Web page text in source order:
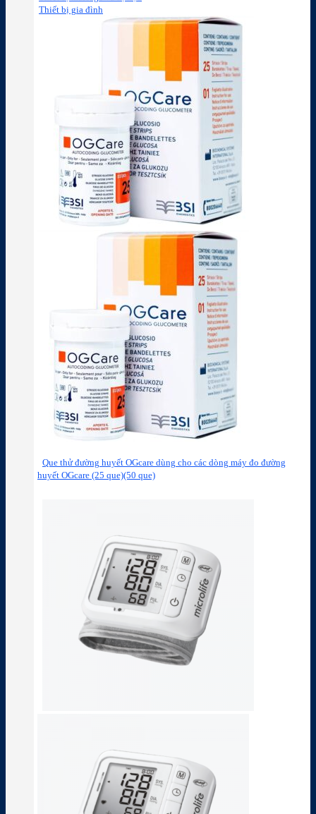
Thiết bị gia đình
Que thử đường huyết OGcare dùng cho các dòng máy đo đường
huyết OGcare (25 que)(50 que)